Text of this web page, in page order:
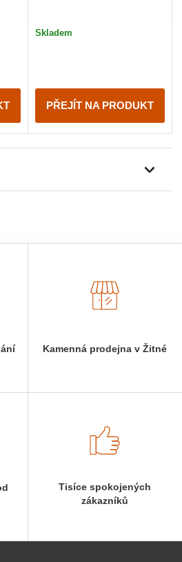
Skladem
PŘEJÍT NA PRODUKT
Kamenná prodejna v Žitné
Tisíce spokojených
zákazníků